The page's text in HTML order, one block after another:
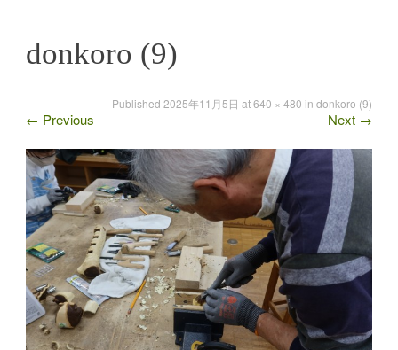
content
donkoro (9)
Published 2025年11月5日 at640 × 480 in donkoro (9)
← Previous Next →